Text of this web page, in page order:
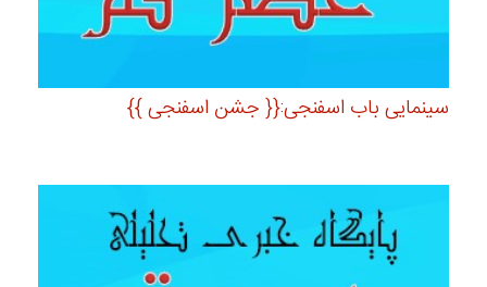
سینمایی باب اسفنجی:{{ جشن اسفنجی }}